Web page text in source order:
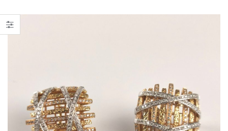
Speedmaster
Professional
€ 7.000,00
Abóbora LUIZ
FERREIRA
€ 11.000,00